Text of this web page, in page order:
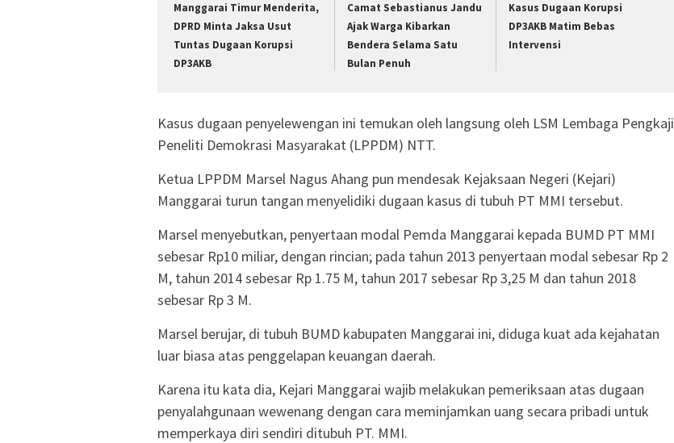
Manggarai Timur Menderita,
DPRD Minta Jaksa Usut
Tuntas Dugaan Korupsi
DP3AKB
Camat Sebastianus Jandu
Ajak Warga Kibarkan
Bendera Selama Satu
Bulan Penuh
Kasus Dugaan Korupsi
DP3AKB Matim Bebas
Intervensi
Kasus dugaan penyelewengan ini temukan oleh langsung oleh LSM Lembaga Pengkaji
Peneliti Demokrasi Masyarakat (LPPDM) NTT.
Ketua LPPDM Marsel Nagus Ahang pun mendesak Kejaksaan Negeri (Kejari)
Manggarai turun tangan menyelidiki dugaan kasus di tubuh PT MMI tersebut.
Marsel menyebutkan, penyertaan modal Pemda Manggarai kepada BUMD PT MMI
sebesar Rp10 miliar, dengan rincian; pada tahun 2013 penyertaan modal sebesar Rp 2
M, tahun 2014 sebesar Rp 1.75 M, tahun 2017 sebesar Rp 3,25 M dan tahun 2018
sebesar Rp 3 M.
Marsel berujar, di tubuh BUMD kabupaten Manggarai ini, diduga kuat ada kejahatan
luar biasa atas penggelapan keuangan daerah.
Karena itu kata dia, Kejari Manggarai wajib melakukan pemeriksaan atas dugaan
penyalahgunaan wewenang dengan cara meminjamkan uang secara pribadi untuk
memperkaya diri sendiri ditubuh PT. MMI.